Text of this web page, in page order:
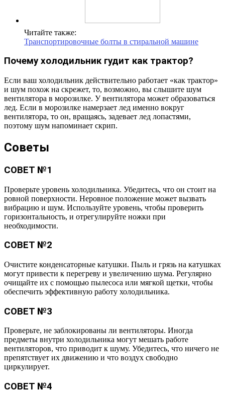
Читайте также:
Транспортировочные болты в стиральной машине
Почему холодильник гудит как трактор?
Если ваш холодильник действительно работает «как трактор»
и шум похож на скрежет, то, возможно, вы слышите шум
вентилятора в морозилке. У вентилятора может образоваться
лед. Если в морозилке намерзает лед именно вокруг
вентилятора, то он, вращаясь, задевает лед лопастями,
поэтому шум напоминает скрип.
Советы
СОВЕТ №1
Проверьте уровень холодильника. Убедитесь, что он стоит на
ровной поверхности. Неровное положение может вызвать
вибрацию и шум. Используйте уровень, чтобы проверить
горизонтальность, и отрегулируйте ножки при
необходимости.
СОВЕТ №2
Очистите конденсаторные катушки. Пыль и грязь на катушках
могут привести к перегреву и увеличению шума. Регулярно
очищайте их с помощью пылесоса или мягкой щетки, чтобы
обеспечить эффективную работу холодильника.
СОВЕТ №3
Проверьте, не заблокированы ли вентиляторы. Иногда
предметы внутри холодильника могут мешать работе
вентиляторов, что приводит к шуму. Убедитесь, что ничего не
препятствует их движению и что воздух свободно
циркулирует.
СОВЕТ №4